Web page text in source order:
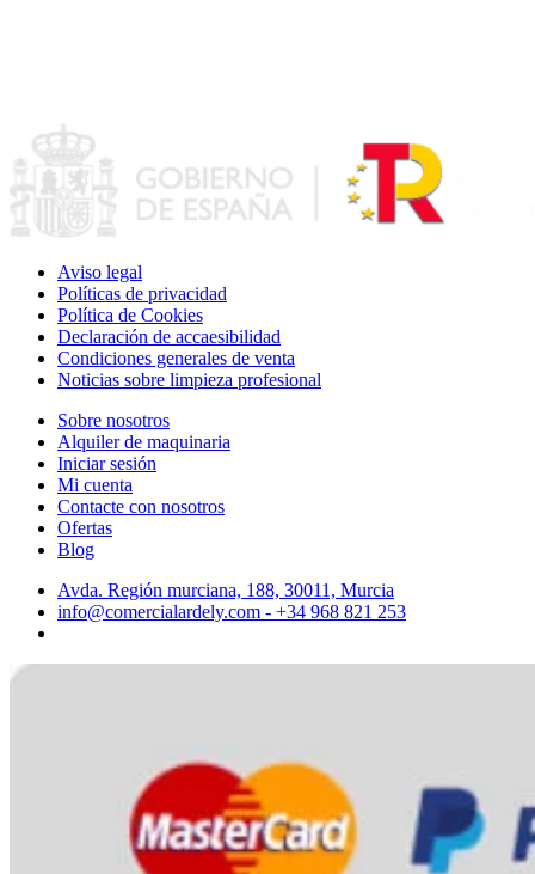
Aviso legal
Políticas de privacidad
Política de Cookies
Declaración de accaesibilidad
Condiciones generales de venta
Noticias sobre limpieza profesional
Sobre nosotros
Alquiler de maquinaria
Iniciar sesión
Mi cuenta
Contacte con nosotros
Ofertas
Blog
Avda. Región murciana, 188, 30011, Murcia
info@comercialardely.com - +34 968 821 253